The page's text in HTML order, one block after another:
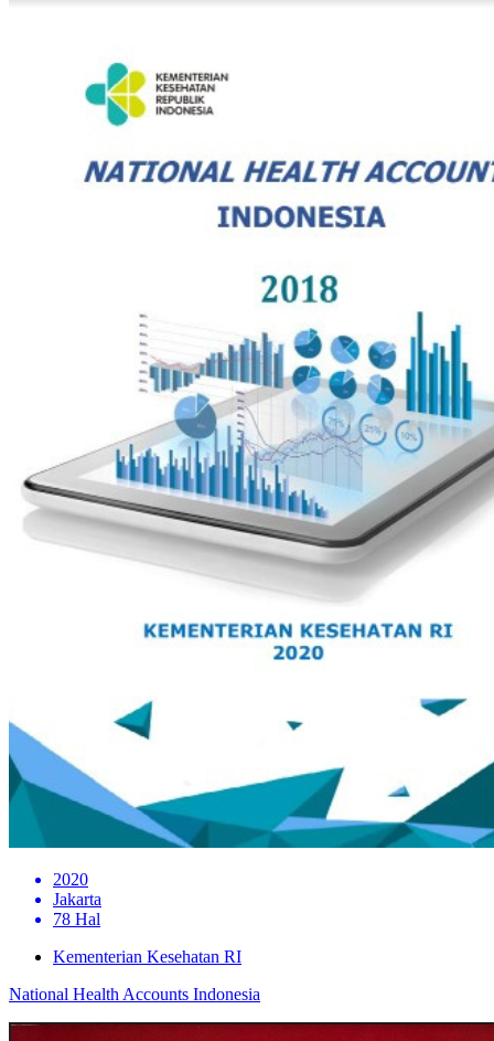
2020
Jakarta
78 Hal
Kementerian Kesehatan RI
National Health Accounts Indonesia